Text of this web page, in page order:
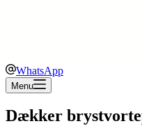
WhatsApp
Menu
Dækker